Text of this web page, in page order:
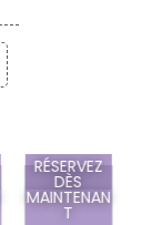
RÉSERVEZ
DÈS
MAINTENAN
T